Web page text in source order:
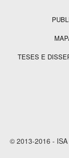
Rodapé
TESES E
© 2013-2016 -